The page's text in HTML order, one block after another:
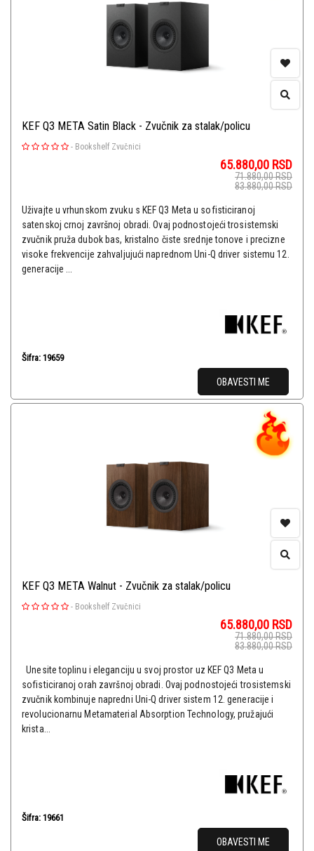
KEF Q3 META Satin Black - Zvučnik za stalak/policu
- Bookshelf Zvučnici
65.880,00 RSD
71.880,00RSD
83.880,00RSD
Uživajte u vrhunskom zvuku s KEF Q3 Meta u sofisticiranoj
satenskoj crnoj završnoj obradi. Ovaj podnostojeći trosistemski
zvučnik pruža dubok bas, kristalno čiste srednje tonove i precizne
visoke frekvencije zahvaljujući naprednom Uni-Q driver sistemu 12.
generacije ...
Šifra: 19659
OBAVESTI ME
KEF Q3 META Walnut - Zvučnik za stalak/policu
- Bookshelf Zvučnici
65.880,00 RSD
71.880,00RSD
83.880,00RSD
Unesite toplinu i eleganciju u svoj prostor uz KEF Q3 Meta u
sofisticiranoj orah završnoj obradi. Ovaj podnostojeći trosistemski
zvučnik kombinuje napredni Uni-Q driver sistem 12. generacije i
revolucionarnu Metamaterial Absorption Technology, pružajući
krista...
Šifra: 19661
OBAVESTI ME